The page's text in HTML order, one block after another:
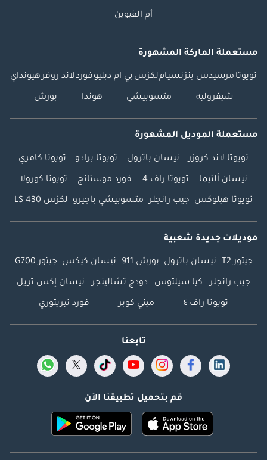
أم القيوين
مستعملة الماركة المشهورة
تويوتا مرسيدس بنزنسياملكزس بي ام دبليوفوردلاند روفرهيونداي
شيفروليه متسوبيشي هوندا بورش
مستعملة الموديل المشهورة
تويوتا لاند كروزر نيسان باترول تويوتا برادو تويوتا كامري
نيسان ألتيما تويوتا راف 4 فورد موستانج تويوتا كورولا
تويوتا هيلوكس جيب رانجلر متسوبيشي باجيرو لكزس LS 430
موديلات جديدة شعبية
جيتور T2 نيسان باترول بورش 911 نيسان كيكس جيتور G700
جيب رانجلر كيا سيلتوس دودج تشالينجر نيسان إكس تريل
تويوتا راف ٤ ميني كوبر فورد تيريتوري
تابعنا
قم بتحميل تطبيقنا الآن